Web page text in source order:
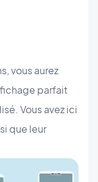
vous aurez
parfait
Vous avez ici
que leur